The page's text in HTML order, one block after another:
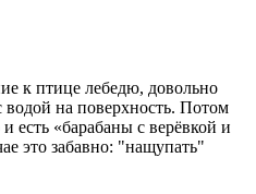
к птице лебедю, довольно
на поверхность. Потом
есть «барабаны с верёвкой и
это забавно: "нащупать"